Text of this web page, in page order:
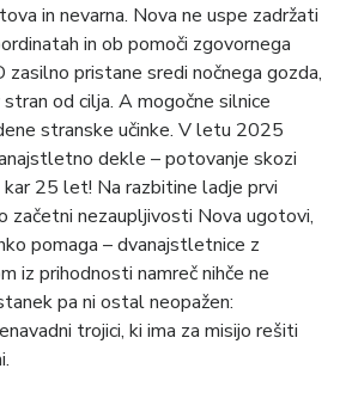
in nevarna. Nova ne uspe zadržati
in ob pomoči zgovornega
pristane sredi nočnega gozda,
od cilja. A mogočne silnice
stranske učinke. V letu 2025
dekle – potovanje skozi
25 let! Na razbitine ladje prvi
začetni nezaupljivosti Nova ugotovi,
pomaga – dvanajstletnice z
iz prihodnosti namreč nihče ne
pa ni ostal neopažen:
trojici, ki ima za misijo rešiti